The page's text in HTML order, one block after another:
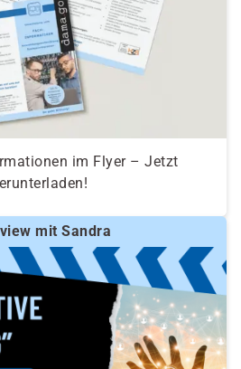
im Flyer – Jetzt
mit Sandra